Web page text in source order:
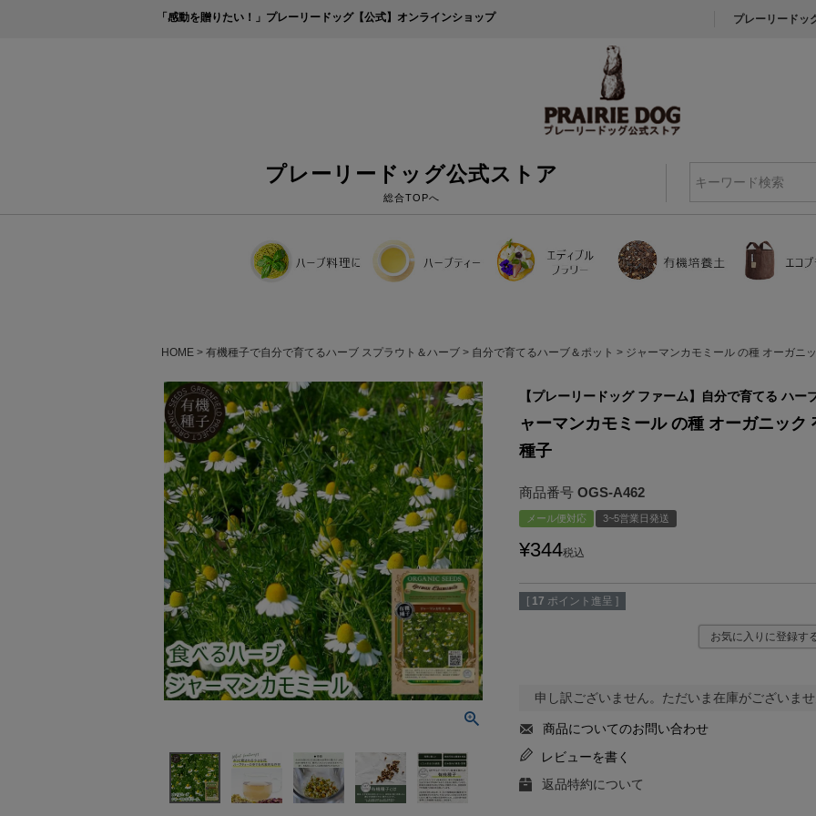
「感動を贈りたい！」プレーリードッグ【公式】オンラインショップ プレーリードッ
プレーリードッグ公式ストア
総合TOPへ
検索
HOME 有機種子で自分で育てるハーブ スプラウト＆ハーブ 自分で育てるハーブ＆ポット ジャーマンカモミール の種 オーガニ
【プレーリードッグ ファーム】自分で育てる ハー
ャーマンカモミール の種 オーガニック
種子
商品番号 OGS-A462
メール便対応 3~5営業日発送
¥344税込
[ 17 ポイント進呈 ]
お気に入りに登録す
申し訳ございません。ただいま在庫がございませ
商品についてのお問い合わせ
レビューを書く
返品特約について